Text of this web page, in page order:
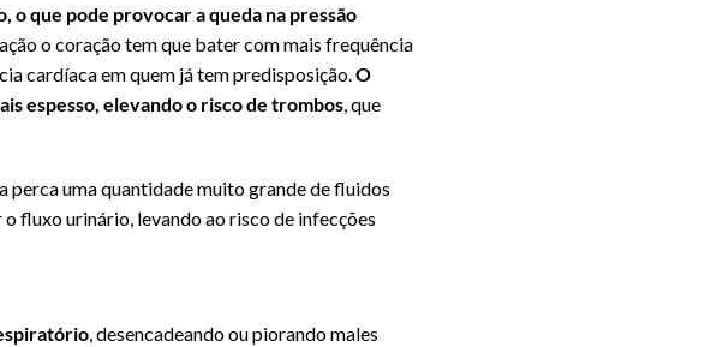
o que pode provocar a queda na pressão
o coração tem que bater com mais frequência
cardíaca em quem já tem predisposição. O
espesso, elevando o risco de trombos , que
perca uma quantidade muito grande de fluidos
fluxo urinário, levando ao risco de infecções
, desencadeando ou piorando males